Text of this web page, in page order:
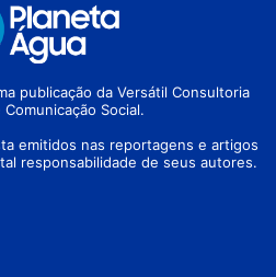
publicação da Versátil Consultoria
Social.
emitidos nas reportagens e artigos
responsabilidade de seus autores.